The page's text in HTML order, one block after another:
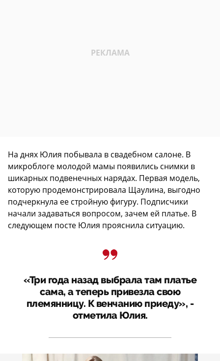
На днях Юлия побывала в свадебном салоне. В
микроблоге молодой мамы появились снимки в
шикарных подвенечных нарядах. Первая модель,
которую продемонстрировала Щаулина, выгодно
подчеркнула ее стройную фигуру. Подписчики
начали задаваться вопросом, зачем ей платье. В
следующем посте Юлия прояснила ситуацию.
«Три года назад выбрала там платье
сама, а теперь привезла свою
племянницу. К венчанию приеду», -
отметила Юлия.